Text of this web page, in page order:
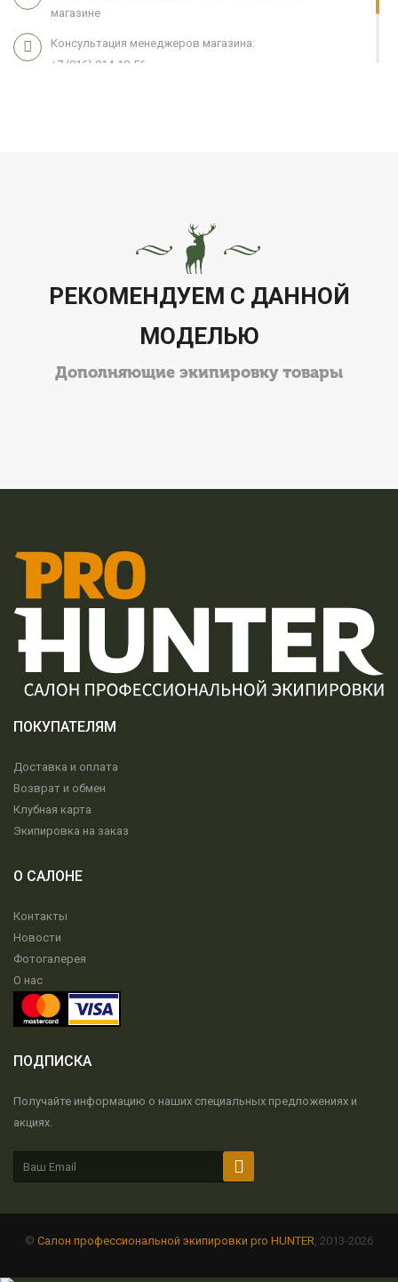
магазине
Консультация менеджеров магазина:
+7 (916) 914-18-56
РЕКОМЕНДУЕМ С ДАННОЙ
МОДЕЛЬЮ
Дополняющие экипировку товары
ПОКУПАТЕЛЯМ
Доставка и оплата
Возврат и обмен
Клубная карта
Экипировка на заказ
О САЛОНЕ
Контакты
Новости
Фотогалерея
О нас
ПОДПИСКА
Получайте информацию о наших специальных предложениях и
акциях.
© Салон профессиональной экипировки pro HUNTER, 2013-2026